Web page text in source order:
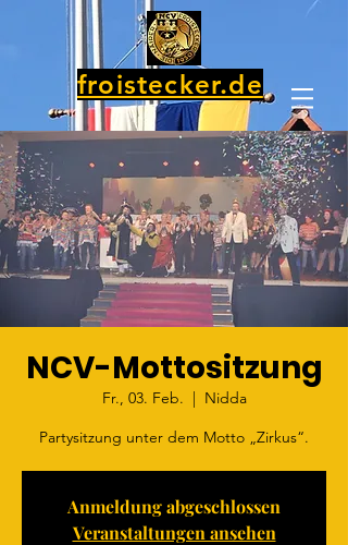
froistecker.de
NCV-Mottositzung
Fr., 03. Feb.
  |
Nidda
Partysitzung unter dem Motto „Zirkus“.
Anmeldung abgeschlossen
Veranstaltungen ansehen